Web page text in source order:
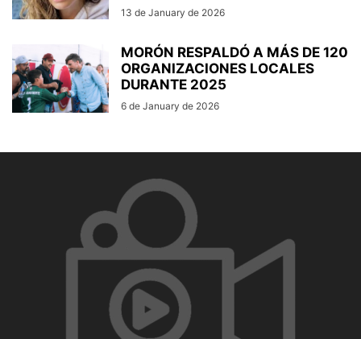
13 de January de 2026
MORÓN RESPALDÓ A MÁS DE 120
ORGANIZACIONES LOCALES
DURANTE 2025
6 de January de 2026